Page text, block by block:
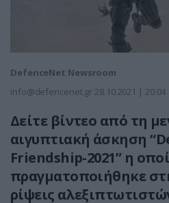
DefenceNet Newsroom
info@defencenet.gr 28.10.2021 | 20:04
Δείτε βίντεο από τη
αιγυπτιακή άσκηση
Friendship-2021” η
πραγματοποιήθηκε
ρίψεις